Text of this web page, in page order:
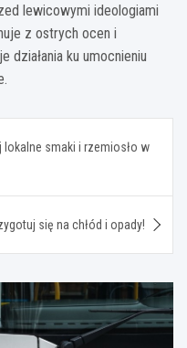
lewicowymi ideologiami
z ostrych ocen i
działania ku umocnieniu
lokalne smaki i rzemiosło w
się na chłód i opady!